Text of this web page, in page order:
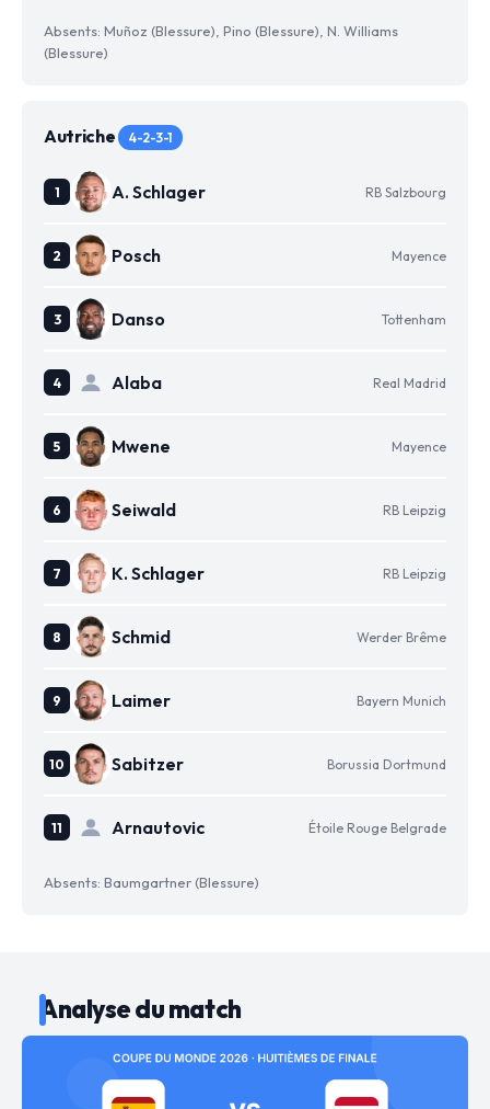
Absents: Muñoz (Blessure), Pino (Blessure), N. Williams
(Blessure)
Autriche 4-2-3-1
A. Schlager RB Salzbourg
Posch Mayence
Danso Tottenham
Alaba Real Madrid
Mwene Mayence
Seiwald RB Leipzig
K. Schlager RB Leipzig
Schmid Werder Brême
Laimer Bayern Munich
Sabitzer Borussia Dortmund
Arnautovic Étoile Rouge Belgrade
Absents: Baumgartner (Blessure)
Analyse du match